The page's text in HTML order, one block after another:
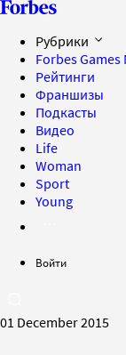
Рубрики
Forbes Games
Рейтинги
Франшизы
Подкасты
Видео
Life
Woman
Sport
Young
Войти
01 December 2015